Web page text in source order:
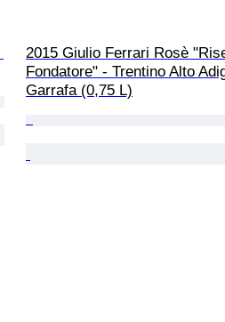
2015 Giulio Ferrari Rosè
Fondatore" - Trentino Alto
Garrafa (0,75 L)